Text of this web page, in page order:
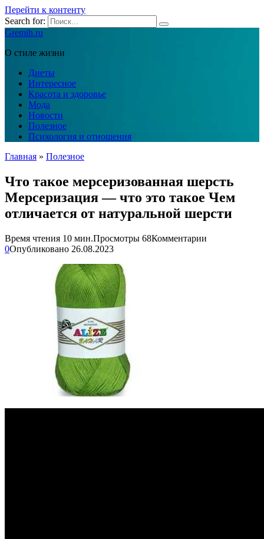
Перейти к контенту
Search for:
Gremih.ru
О стиле жизни
Диеты
Интересное
Красота и здоровье
Мода
Новости
Полезное
Психология и отношения
Главная » Полезное
Что такое мерсеризованная шерсть
Мерсеризация — что это такое Чем
отличается от натуральной шерсти
Время чтения 10 мин.Просмотры 68Комментарии
0Опубликовано 26.08.2023